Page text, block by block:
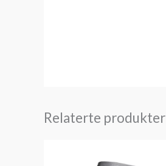
Relaterte produkter